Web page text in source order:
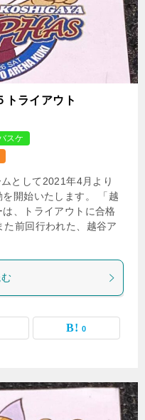
トライアウト
スケ
として2021年4月より
を開始いたします。 「越
、トライアウトに合格
た前回行われた、越谷ア
0